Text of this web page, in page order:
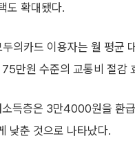
도 확대됐다.
의카드 이용자는 월 평
만원 수준의 교통비 절감
득층은 3만4000원을 환
낮춘 것으로 나타났다.